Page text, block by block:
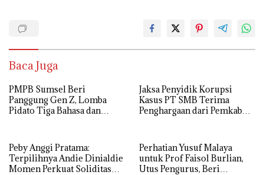
Baca Juga
PMPB Sumsel Beri
Panggung Gen Z, Lomba
Pidato Tiga Bahasa dan
Jaksa Penyidik Korupsi
Kasus PT SMB Terima
Penghargaan dari Pemkab
Peby Anggi Pratama:
Terpilihnya Andie Dinialdie
Momen Perkuat Soliditas
Perhatian Yusuf Malaya
untuk Prof Faisol Burlian,
Utus Pengurus, Beri